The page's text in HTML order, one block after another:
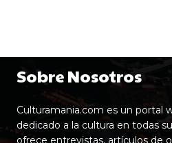
Sobre Nosotros
Culturamania.com es un portal
dedicado a la cultura en todas
ofrece entrevistas, artículos de